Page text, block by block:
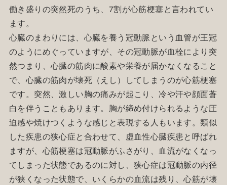
働き盛りの突然死のうち、7割が心筋梗塞と言われてい
ます。
心臓のまわりには、心臓を養う冠動脈という血管が王冠
のようにめぐっていますが、その冠動脈が血栓により突
然つまり、心臓の筋肉に酸素や栄養が届かなくなること
で、心臓の筋肉が壊死（えし）してしまうのが心筋梗塞
です。突然、激しい胸の痛みが起こり、冷や汗や顔面蒼
白を伴うこともあります。胸が締め付けられるような圧
迫感や焼けつくような感じと表現する人もいます。類似
した疾患の狭心症と合わせて、虚血性心臓疾患と呼ばれ
ますが、心筋梗塞は冠動脈がふさがり、血流がなくなっ
てしまった状態であるのに対し、狭心症は冠動脈の内径
が狭くなった状態で、いくらかの血流は残り、心筋が壊